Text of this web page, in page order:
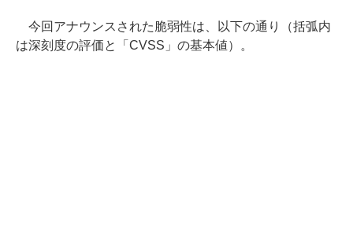
今回アナウンスされた脆弱性は、以下の通り（括弧内
は深刻度の評価と「CVSS」の基本値）。